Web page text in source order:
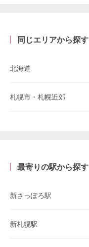
同じエリアから探す
北海道
札幌市・札幌近郊
最寄りの駅から探す
新さっぽろ駅
新札幌駅